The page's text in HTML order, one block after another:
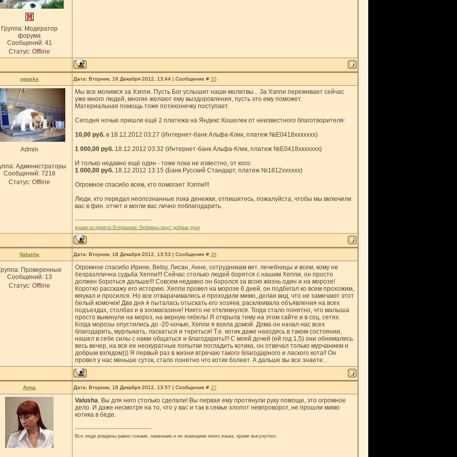
Группа: Модератор
форума
Сообщений: 41
Статус: Offline
upuska Дата: Вторник, 18 Декабря 2012, 13:44 | Сообщение # 35
Admin
Администраторы
Сообщений: 7216
Статус: Offline
Мы все молимся за Хэппи. Пусть Бог услышит наши молитвы... За Хэппи переживает сейчас
уже много людей, многие желают ему выздоровления, пусть это ему поможет.
Материальная помощь тоже потихонечку поступает.
Сегодня ночью пришли ещё 2 платежа на Яндекс Кошелек от неизвестного благотворителя:
10,00 руб.в 18.12.2012 03:27 (Интернет-банк Альфа-Клик, платеж №E0418xxxxxxx)
1 000,00 руб.18.12.2012 03:32 (Интернет-банк Альфа-Клик, платеж №E0418xxxxxxx)
И только недавно ещё один - тоже пока не известно, от кого:
1 000,00 руб.18.12.2012 13:15 (Банк Русский Стандарт, платеж №1812xxxxxx)
Огромное спасибо всем, кто помогает Хэппи!!!
Люди, кто передал неопознанные пока денежки, отпишитесь, пожалуйста, чтобы мы включили
вас в фин. отчет и могли вас лично поблагодарить.
кошки из приюта Вчерашние Любимцы ищут добрые руки
Valusha Дата: Вторник, 18 Декабря 2012, 13:53 | Сообщение # 36
Проверенные
Сообщений: 13
Статус: Offline
Огромное спасибо Ирине, Betsy, Лисан, Анне, сотрудникам вет. лечебницы и всем, кому не
безразллична судьба Хеппи!!! Сейчас столько людей борятся с нашим Хеппи, он просто
должен бороться дальше!!! Совсем недавно он боролся за всою жизнь один и на морозе!
Коротко расскажу его историю. Хеппи провел на морозе 6 дней, он подбегал ко всем прохожим,
мяукал и просился. Но все отварачивались и проходили мимо, делая вид, что не замечают этот
белый комочек! Два дня я пыталась отыскать его хозяев, расклеивала объявления на всех
подъездах, столбах и в зоомагазине! Никто не откликнулся. Тогда стало понятно, что малыша
просто выкинули на мороз, на верную гибель! Я открыла тему на этом сайте и в соц. сетях.
Когда морозы опустились до -20 ночью, Хеппи я взяла домой. Дома он начал нас всех
благодарить, мурлыкать, ласкаться и тереться! Т.е. котик даже находясь в таком состоянии,
нашел в себе силы с нами общаться и благодарить!!! С моей дочей (ей год 1,5) они обнимались
весь вечер, на все ее неокуратные попытки погладить котика, он отвечал только мурчанием и
добрым взгядом))) Я первый раз в жизни втречаю такого благодарного и лаского кота!! Он
провел у нас меньше суток, стало понятно что котик болеет. А дальше вы все знаете...
Anna Дата: Вторник, 18 Декабря 2012, 13:57 | Сообщение # 37
Valusha, Вы для него столько сделали! Вы первая ему протянули руку помощи, это огромное
дело. И даже несмотря на то, что у вас и так в семье хлопот невпроворот, не прошли мимо
котика в беде.
Все люди рождены равно голыми, наивными и не знающими иного языка, кроме высунутого.